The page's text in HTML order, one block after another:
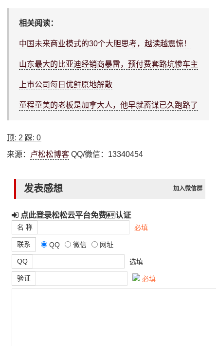
相关阅读：
中国未来商业模式的30个大胆思考，越读越震惊！
山东最大的比亚迪经销商暴雷，预付费套路坑惨车主
上市公司每日优鲜原地解散
童程童美的老板是加拿大人，他早就蓄谋已久跑路了
顶: 2 踩:0
来源： 卢松松博客 QQ/微信：13340454
发表感想 加入微信群
点此登录松松云平台免费 认证
名 称 必填
联系 QQ 微信 网址
QQ 选填
验证 必填